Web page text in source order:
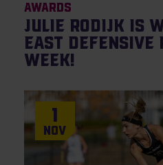
Awards
Julie Rodijk is
East
Week!
1
Nov